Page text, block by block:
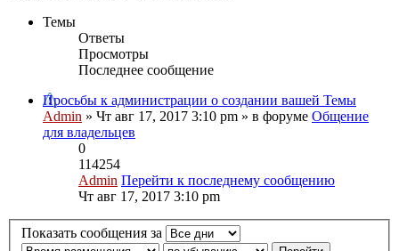
Темы
Ответы
Просмотры
Последнее сообщение
Просьбы к администрации о создании вашей Темы
Admin » Чт авг 17, 2017 3:10 pm » в форуме Общение
для владельцев
0
114254
Admin Перейти к последнему сообщению
Чт авг 17, 2017 3:10 pm
Показать сообщения за